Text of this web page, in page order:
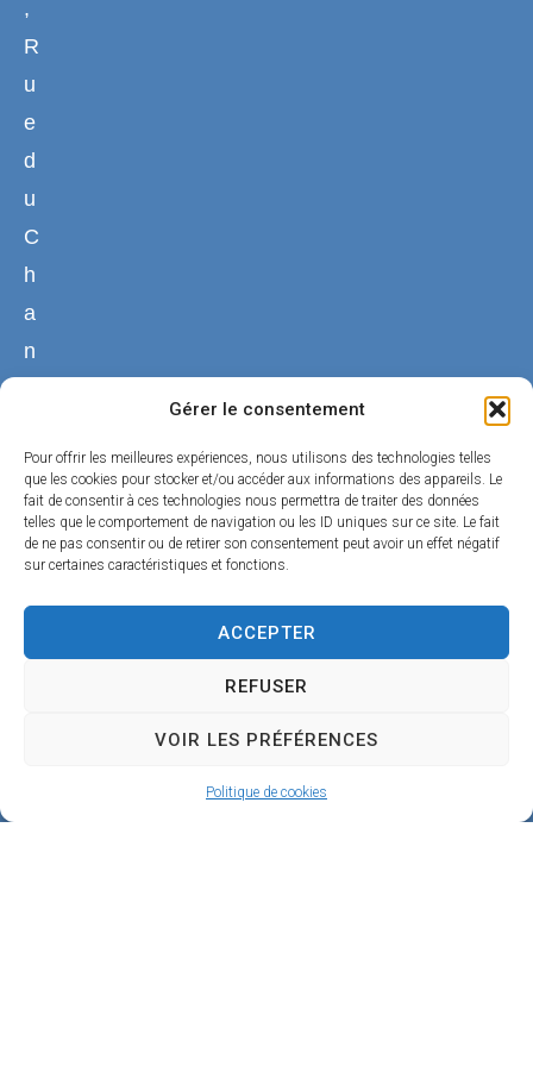
Gérer le consentement
Pour offrir les meilleures expériences, nous utilisons des technologies telles
que les cookies pour stocker et/ou accéder aux informations des appareils. Le
fait de consentir à ces technologies nous permettra de traiter des données
telles que le comportement de navigation ou les ID uniques sur ce site. Le fait
de ne pas consentir ou de retirer son consentement peut avoir un effet négatif
sur certaines caractéristiques et fonctions.
ACCEPTER
REFUSER
VOIR LES PRÉFÉRENCES
Politique de cookies
,
R
u
e
d
u
C
h
a
n
4
5
1
0
B